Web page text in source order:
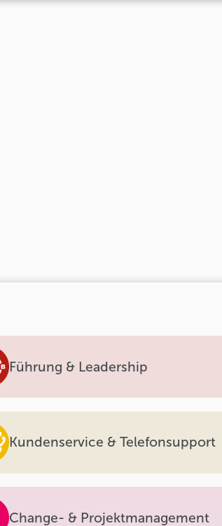
Führung & Leadership
Kundenservice & Telefonsupport
Change- & Projektmanagement